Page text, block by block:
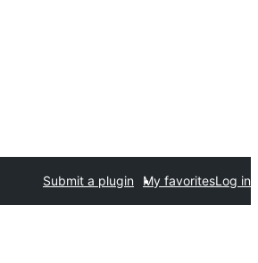
Submit a plugin My favoritesLog in